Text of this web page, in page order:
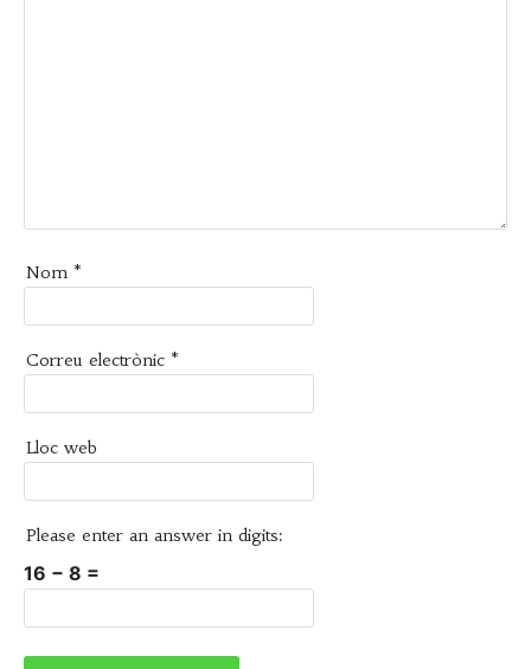
Nom *
Correu electrònic *
Lloc web
Please enter an answer in digits:
16 − 8 =